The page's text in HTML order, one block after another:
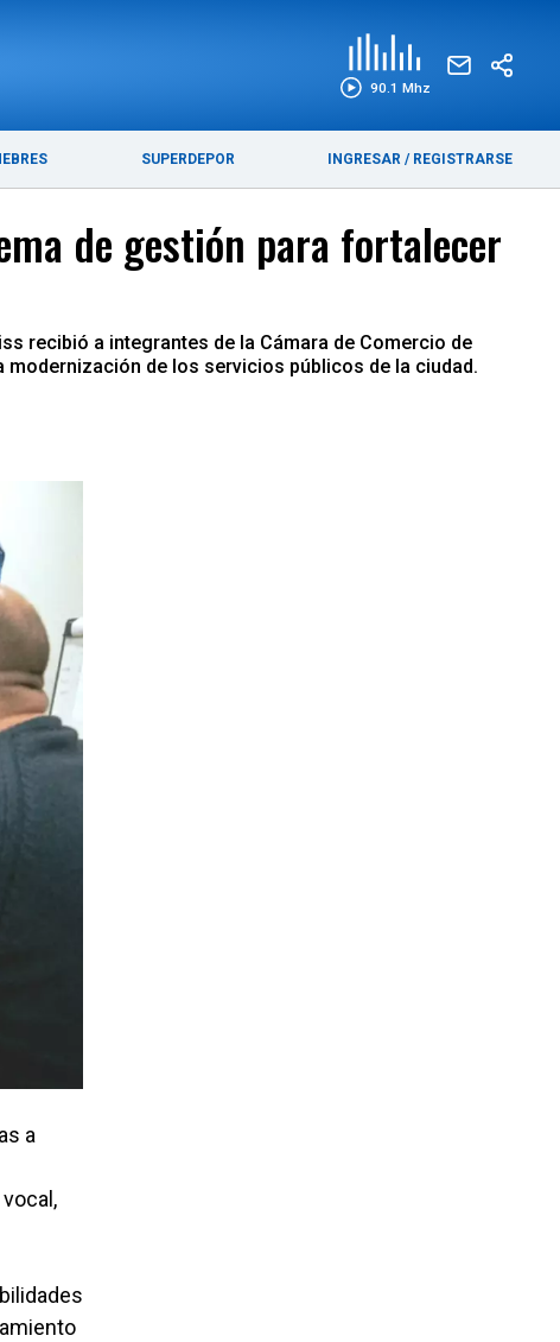
90.1 Mhz
SUPERDEPOR INGRESAR / REGISTRARSE
de gestión para fortalecer
recibió a integrantes de la Cámara de Comercio de
de los servicios públicos de la ciudad.
a